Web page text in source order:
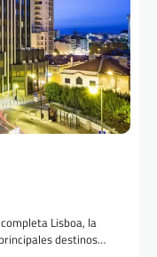
Lisboa, la
destinos…